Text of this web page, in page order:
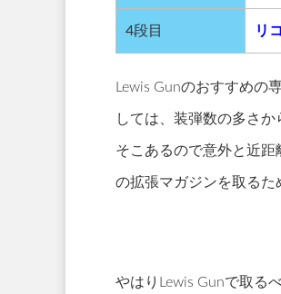
4段目 リ
Lewis Gunのおすすめの
しては、装弾数の多さ
そこあるので意外と近
の拡張マガジンを取るた
やはりLewis Gunで取る